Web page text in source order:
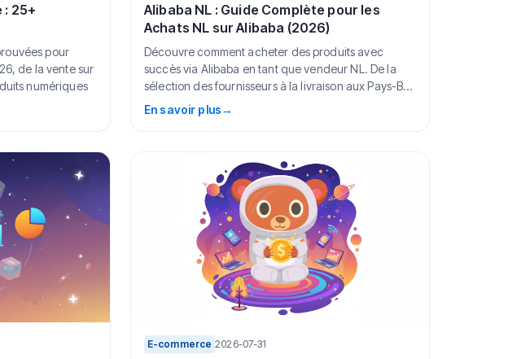
25+
pour
de la vente sur
numériques
Alibaba NL : Guide Complète pour les
Achats NL sur Alibaba (2026)
Découvre comment acheter des produits avec
succès via Alibaba en tant que vendeur NL. De la
sélection des fournisseurs à la livraison aux Pays-Bas
...
En savoir plus→
E-commerce 2026-07-31